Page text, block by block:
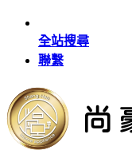
全站搜尋
聯繫